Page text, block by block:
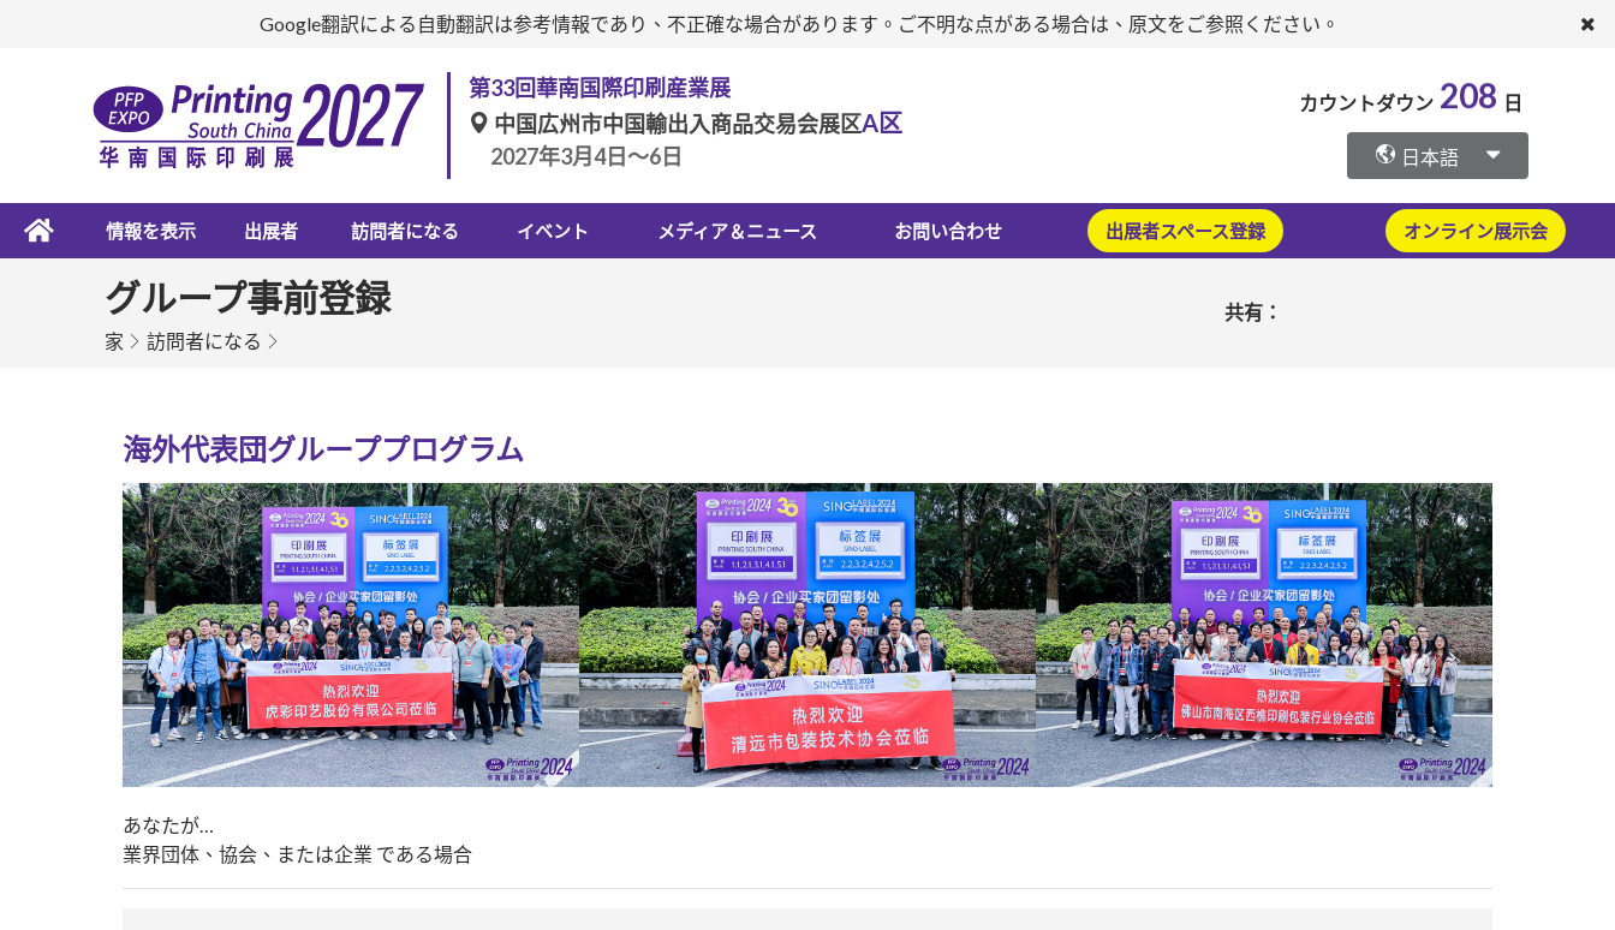
Google翻訳による自動翻訳は参考情報であり、不正確な場合があります。ご不明な点がある場合は、原文をご参照ください。
第33回華南国際印刷産業展
中国広州市中国輸出入商品交易会展区A区
2027年3月4日～6日
カウントダウン 208 日
日本語
情報を表示 出展者 訪問者になる イベント メディア＆ニュース お問い合わせ 出展者スペース登録 オンライン展示会
グループ事前登録
家 訪問者になる
共有：
海外代表団グループプログラム
あなたが…
業界団体、協会、または企業 である場合